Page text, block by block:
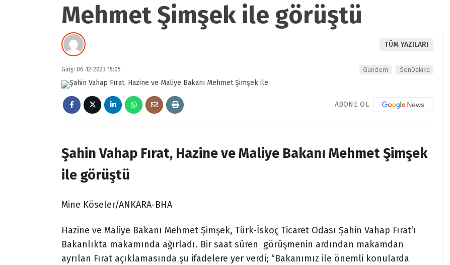
Mehmet Şimşek ile görüştü
TÜM YAZILARI
Giriş: 06-12-2023 15:05 Gündem SonDakika
ABONE OL
Şahin Vahap Fırat, Hazine ve Maliye Bakanı Mehmet Şimşek
ile görüştü
Mine Köseler/ANKARA-BHA
Hazine ve Maliye Bakanı Mehmet Şimşek, Türk-İskoç Ticaret Odası Şahin Vahap Fırat‘ı
Bakanlıkta makamında ağırladı. Bir saat süren görüşmenin ardından makamdan
ayrılan Fırat açıklamasında şu ifadelere yer verdi; “Bakanımız ile önemli konularda